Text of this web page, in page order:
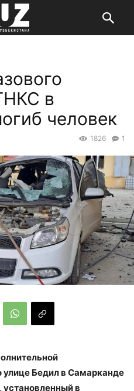
в
человек
1
1826
улице Бедил в Самарканде
установленный в